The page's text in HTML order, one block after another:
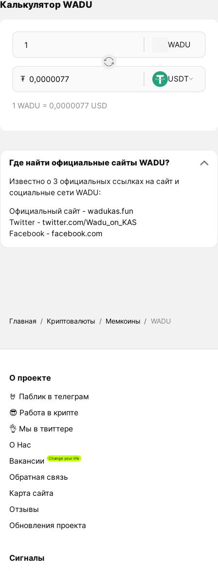
Калькулятор WADU
WADU
₮ USDT
1 WADU = 0,0000077 USD
Где найти официальные сайты WADU?
Известно о 3 официальных ссылках на сайт и
социальные сети WADU:
Официальный сайт - wadukas.fun
Twitter - twitter.com/Wadu_on_KAS
Facebook - facebook.com
Главная / Криптовалюты / Мемкоины / WADU
О проекте
🤘 Паблик в телеграм
😎 Работа в крипте
👌 Мы в твиттере
О Нас
Вакансии
Обратная связь
Карта сайта
Отзывы
Обновления проекта
Сигналы